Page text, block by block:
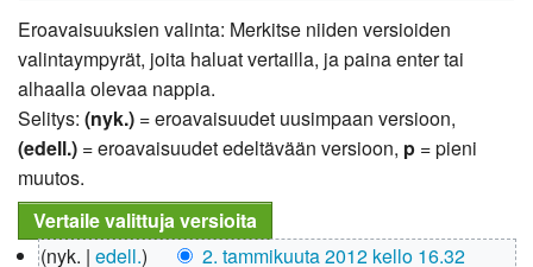
Eroavaisuuksien valinta: Merkitse niiden versioiden
valintaympyrät, joita haluat vertailla, ja paina enter tai
alhaalla olevaa nappia.
Selitys: (nyk.) = eroavaisuudet uusimpaan versioon,
(edell.) = eroavaisuudet edeltävään versioon, p = pieni
muutos.
2. nyk. edell.
2. tammikuuta 2012 kello 16.32